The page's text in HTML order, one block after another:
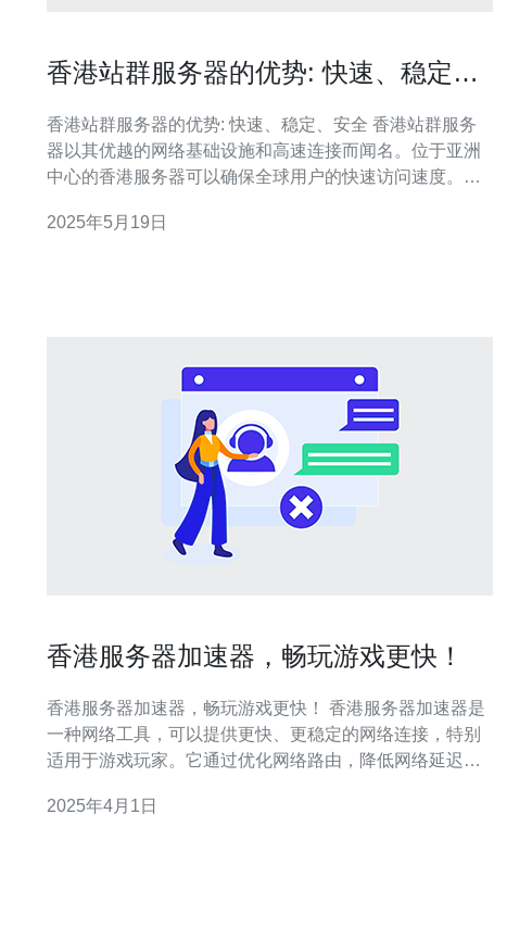
香港站群服务器的优势: 快速、稳定、
香港站群服务器的优势: 快速、稳定、安全 香港站群服务
器以其优越的网络基础设施和高速连接而闻名。位于亚洲
中心的香港服务器可以确保全球用户的快速访问速度。无
户体验。 香港站群服务器采用专业的数据中心设备和技术
2025年5月19日
香港服务器加速器，畅玩游戏更快！
香港服务器加速器，畅玩游戏更快！ 香港服务器加速器是
一种网络工具，可以提供更快、更稳定的网络连接，特别
适用于游戏玩家。它通过优化网络路由，降低网络延迟，
先进的网络基础设施和高速的网络连接。选择香港服务器
2025年4月1日